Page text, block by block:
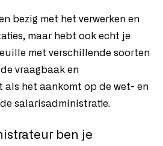
bezig met het verwerken en
maar hebt ook echt je
met verschillende soorten
vraagbaak en
als het aankomt op de wet- en
salarisadministratie.
ben je